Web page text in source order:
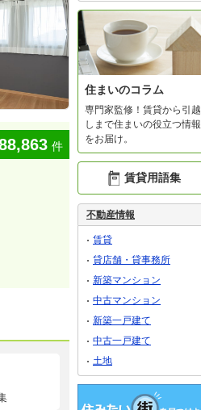
件
住まいのコラム
専門家監修！賃貸から引越
しまで住まいの役立つ情報
をお届け。
賃貸用語集
不動産情報
賃貸
貸店舗・貸事務所
新築マンション
中古マンション
新築一戸建て
中古一戸建て
土地